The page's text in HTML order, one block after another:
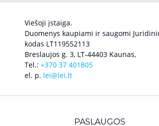
Viešoji įstaiga.
Duomenys kaupiami ir saugomi
kodas LT119552113
Breslaujos g. 3, LT-44403 Kaunas,
Tel.: +370 37 401805
el. p. lei@lei.lt
PASLAUGOS